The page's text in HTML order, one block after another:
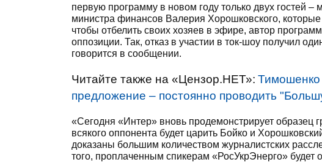
первую программу в новом году только двух гостей
министра финансов Валерия Хорошковского,
чтобы отбелить своих хозяев в эфире, автор
оппозиции. Так, отказ в участии в ток-шоу получил
говорится в сообщении.
Читайте также на «Цензор.НЕТ»: Тимошенко
предложение – постоянно проводить
«Сегодня «Интер» вновь продемонстрирует образец
всякого оппонента будет царить Бойко и
доказаны большим количеством журналистских
того, проплаченным спикерам «РосУкрЭнерго» будет